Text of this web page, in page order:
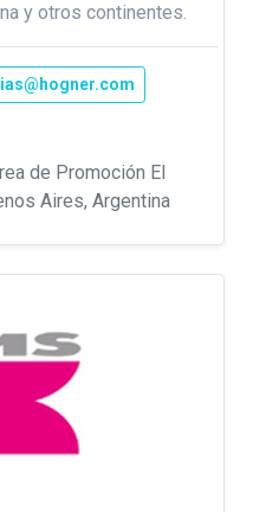
y otros continentes.
de Promoción El
Aires, Argentina